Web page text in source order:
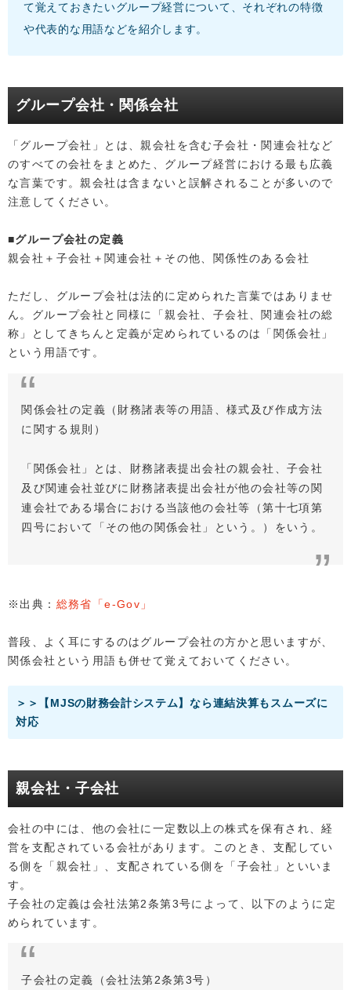
て覚えておきたいグループ経営について、それぞれの特徴
や代表的な用語などを紹介します。
グループ会社・関係会社
「グループ会社」とは、親会社を含む子会社・関連会社など
のすべての会社をまとめた、グループ経営における最も広義
な言葉です。親会社は含まないと誤解されることが多いので
注意してください。
■グループ会社の定義
親会社＋子会社＋関連会社＋その他、関係性のある会社
ただし、グループ会社は法的に定められた言葉ではありませ
ん。グループ会社と同様に「親会社、子会社、関連会社の総
称」としてきちんと定義が定められているのは「関係会社」
という用語です。
関係会社の定義（財務諸表等の用語、様式及び作成方法
に関する規則）
「関係会社」とは、財務諸表提出会社の親会社、子会社
及び関連会社並びに財務諸表提出会社が他の会社等の関
連会社である場合における当該他の会社等（第十七項第
四号において「その他の関係会社」という。）をいう。
※出典： 総務省「e-Gov」
普段、よく耳にするのはグループ会社の方かと思いますが、
関係会社という用語も併せて覚えておいてください。
＞＞【MJSの財務会計システム】なら連結決算もスムーズに
対応
親会社・子会社
会社の中には、他の会社に一定数以上の株式を保有され、経
営を支配されている会社があります。このとき、支配してい
る側を「親会社」、支配されている側を「子会社」といいま
す。
子会社の定義は会社法第2条第3号によって、以下のように定
められています。
子会社の定義（会社法第2条第3号）